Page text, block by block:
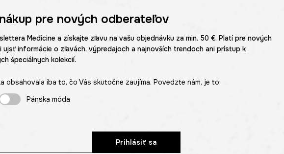
pre nových odberateľov
Medicine a získajte zľavu na vašu objednávku za min. 50 €. Platí pre nových
ujsť informácie o zľavách, výpredajoch a najnovších trendoch ani prístup k
špeciálnych kolekcií.
obsahovala iba to, čo Vás skutočne zaujíma. Povedzte nám, je to:
Pánska móda
Prihlásiť sa